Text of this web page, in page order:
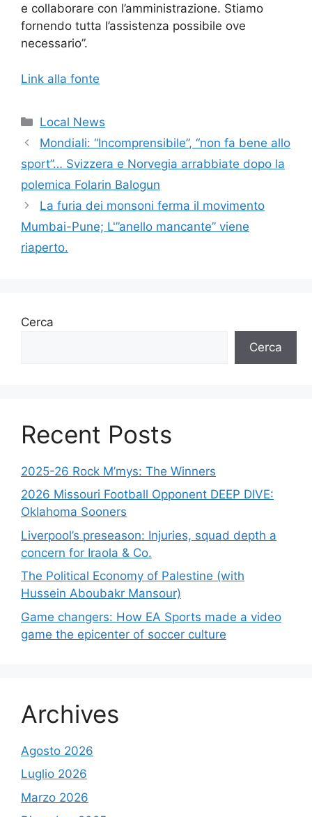
e collaborare con l’amministrazione. Stiamo
fornendo tutta l’assistenza possibile ove
necessario”.
Link alla fonte
Categorie
Local News
Mondiali: “Incomprensibile”, “non fa bene allo
sport”… Svizzera e Norvegia arrabbiate dopo la
polemica Folarin Balogun
La furia dei monsoni ferma il movimento
Mumbai-Pune; L'”anello mancante” viene
riaperto.
Cerca
Cerca
Recent Posts
2025-26 Rock M’mys: The Winners
2026 Missouri Football Opponent DEEP DIVE:
Oklahoma Sooners
Liverpool’s preseason: Injuries, squad depth a
concern for Iraola & Co.
The Political Economy of Palestine (with
Hussein Aboubakr Mansour)
Game changers: How EA Sports made a video
game the epicenter of soccer culture
Archives
Agosto 2026
Luglio 2026
Marzo 2026